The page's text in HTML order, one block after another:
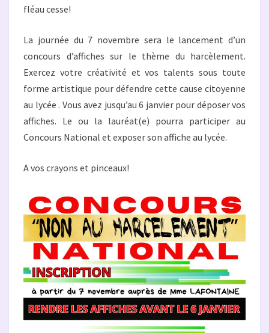
fléau cesse!
La journée du 7 novembre sera le lancement d’un
concours d’affiches sur le thème du harcèlement.
Exercez votre créativité et vos talents sous toute
forme artistique pour défendre cette cause citoyenne
au lycée . Vous avez jusqu’au 6 janvier pour déposer vos
affiches. Le ou la lauréat(e) pourra participer au
Concours National et exposer son affiche au lycée.
A vos crayons et pinceaux!